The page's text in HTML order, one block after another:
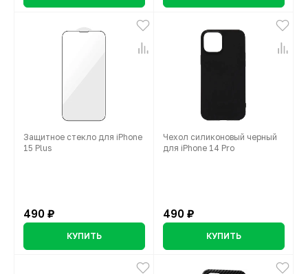
Защитное стекло для iPhone
15 Plus
490 ₽
КУПИТЬ
Чехол силиконовый черный
для iPhone 14 Pro
490 ₽
КУПИТЬ